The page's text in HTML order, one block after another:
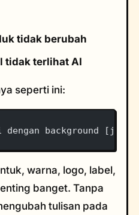
tidak berubah
tidak terlihat AI
seperti ini:
background
warna, logo, label,
banget. Tanpa
tulisan pada